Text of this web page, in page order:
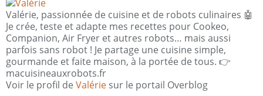
Valérie, passionnée de cuisine et de robots culinaires 🤖
Je crée, teste et adapte mes recettes pour Cookeo,
Companion, Air Fryer et autres robots… mais aussi
parfois sans robot ! Je partage une cuisine simple,
gourmande et faite maison, à la portée de tous. 👉
macuisineauxrobots.fr
Voir le profil de Valérie sur le portail Overblog